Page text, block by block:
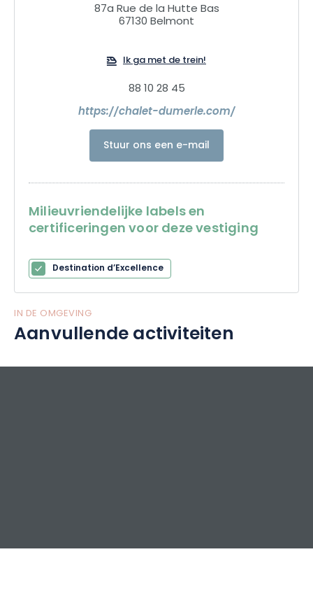
87a Rue de la Hutte Bas
67130 Belmont
Ik ga met de trein!
88 10 28 45
https://chalet-dumerle.com/
Stuur ons een e-mail
Milieuvriendelijke labels en
certificeringen voor deze vestiging
Destination d’Excellence
IN DE OMGEVING
Aanvullende activiteiten